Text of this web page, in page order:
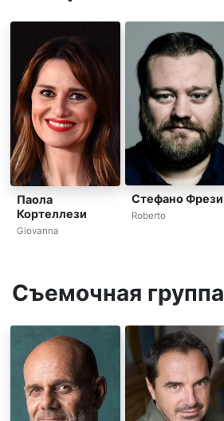
Паола
Кортеллези
Giovanna
Стефано Фрези
Roberto
Съемочная группа